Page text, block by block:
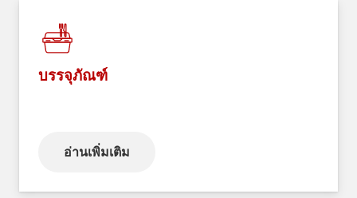
บรรจุภัณฑ์
อ่านเพิ่มเติม